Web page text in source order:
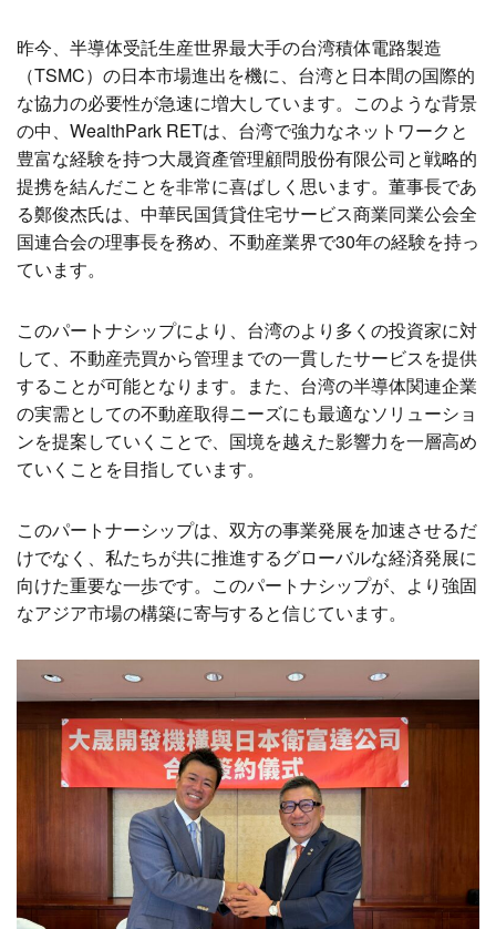
昨今、半導体受託生産世界最大手の台湾積体電路製造
（TSMC）の日本市場進出を機に、台湾と日本間の国際的
な協力の必要性が急速に増大しています。このような背景
の中、WealthPark RETは、台湾で強力なネットワークと
豊富な経験を持つ大晟資產管理顧問股份有限公司と戦略的
提携を結んだことを非常に喜ばしく思います。董事長であ
る鄭俊杰氏は、中華民国賃貸住宅サービス商業同業公会全
国連合会の理事長を務め、不動産業界で30年の経験を持っ
ています。
このパートナシップにより、台湾のより多くの投資家に対
して、不動産売買から管理までの一貫したサービスを提供
することが可能となります。また、台湾の半導体関連企業
の実需としての不動産取得ニーズにも最適なソリューショ
ンを提案していくことで、国境を越えた影響力を一層高め
ていくことを目指しています。
このパートナーシップは、双方の事業発展を加速させるだ
けでなく、私たちが共に推進するグローバルな経済発展に
向けた重要な一歩です。このパートナシップが、より強固
なアジア市場の構築に寄与すると信じています。